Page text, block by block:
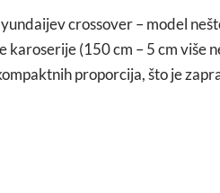
crossover – model
karoserije (150 cm – 5 cm više
proporcija, što je